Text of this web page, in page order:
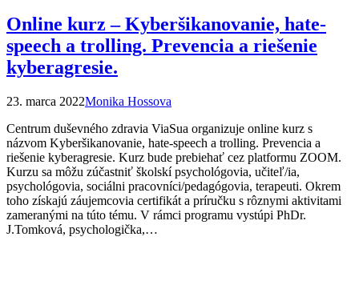
Online kurz – Kyberšikanovanie, hate-
speech a trolling. Prevencia a riešenie
kyberagresie.
23. marca 2022Monika Hossova
Centrum duševného zdravia ViaSua organizuje online kurz s
názvom Kyberšikanovanie, hate-speech a trolling. Prevencia a
riešenie kyberagresie. Kurz bude prebiehať cez platformu ZOOM.
Kurzu sa môžu zúčastniť školskí psychológovia, učiteľ/ia,
psychológovia, sociálni pracovníci/pedagógovia, terapeuti. Okrem
toho získajú záujemcovia certifikát a príručku s rôznymi aktivitami
zameranými na túto tému. V rámci programu vystúpi PhDr.
J.Tomková, psychologička,…